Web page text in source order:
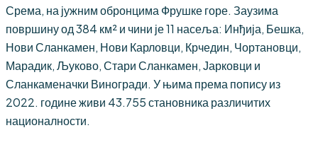
Срема, на јужним обронцима Фрушке горе. Заузима
површину од 384 км² и чини је 11 насеља: Инђија, Бешка,
Нови Сланкамен, Нови Карловци, Крчедин, Чортановци,
Марадик, Љуково, Стари Сланкамен, Јарковци и
Сланкаменачки Виногради. У њима према попису из
2022. године живи 43.755 становника различитих
националности.